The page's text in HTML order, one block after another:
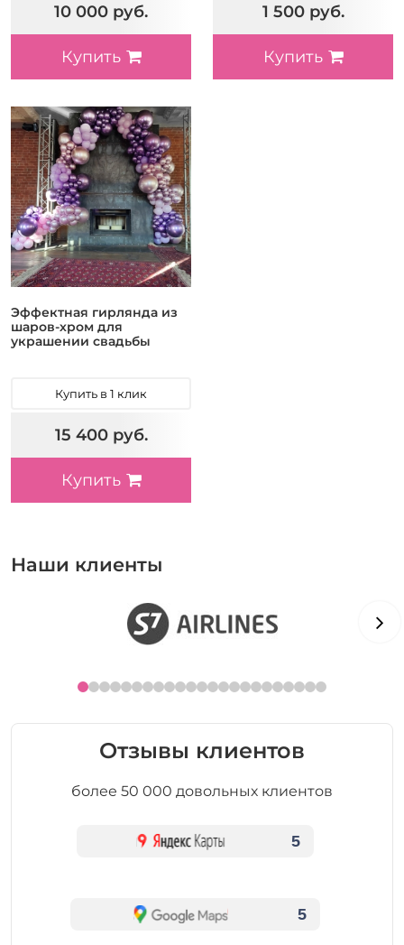
10 000 руб.
Купить
1 500 руб.
Купить
Эффектная гирлянда из
шаров-хром для
украшении свадьбы
Купить в 1 клик
15 400 руб.
Купить
Наши клиенты
Отзывы клиентов
более 50 000 довольных клиентов
5
5